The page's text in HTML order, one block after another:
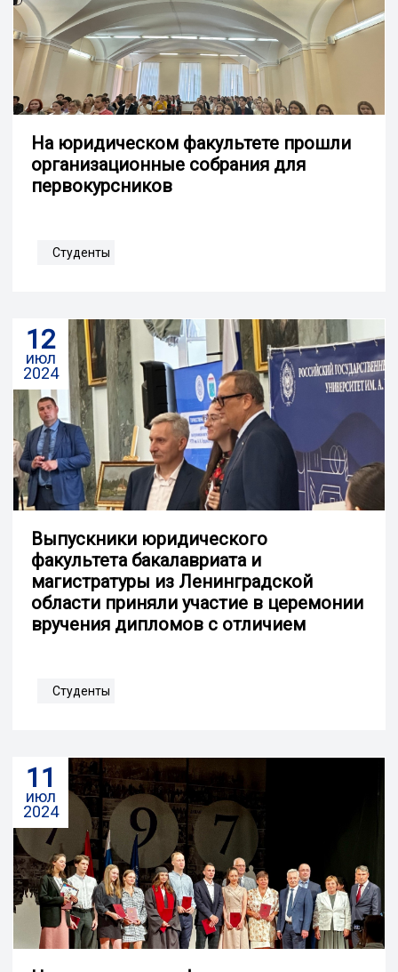
На юридическом факультете прошли
организационные собрания для
первокурсников
Студенты
12
июл
2024
Выпускники юридического
факультета бакалавриата и
магистратуры из Ленинградской
области приняли участие в церемонии
вручения дипломов с отличием
Студенты
11
июл
2024